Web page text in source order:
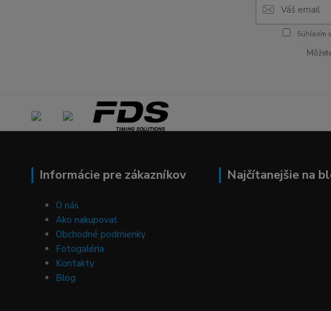
Súhlasím
Informácie pre zákazníkov
O nás
Ako nakupovať
Obchodné podmienky
Fotogaléria
Kontakty
Blog
Najčítanejšie na